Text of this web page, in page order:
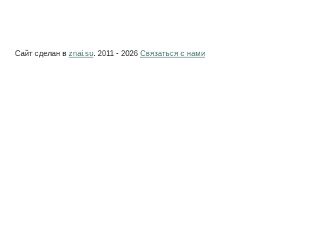
Сайт сделан в znai.su . 2011 - 2026 Связаться с нами